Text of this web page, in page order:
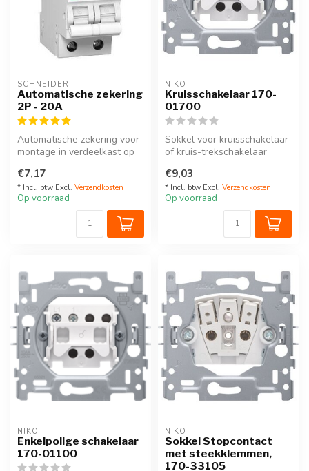
SCHNEIDER
Automatische zekering
2P - 20A
Automatische zekering voor
montage in verdeelkast op
Wordt ...
€7,17
* Incl. btw Excl. Verzendkosten
Op voorraad
NIKO
Kruisschakelaar 170-
01700
Sokkel voor kruisschakelaar
of kruis-trekschakelaar
€9,03
* Incl. btw Excl. Verzendkosten
Op voorraad
NIKO
Enkelpolige schakelaar
170-01100
NIKO
Sokkel Stopcontact
met steekklemmen,
170-33105